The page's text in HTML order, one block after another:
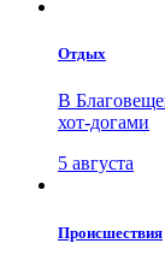
Отдых
В
хот-догами
5 августа
Проиcшествия